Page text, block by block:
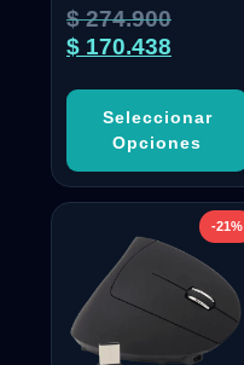
Valorado
con
5.00
de 5
$274.900
$ 170.438
Seleccionar
Opciones
-21%